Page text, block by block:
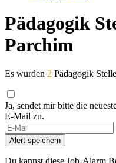
Pädagogik
Parchim
Es wurden 2 Pädagogik
Ja, sendet mir bitte die
E-Mail zu.
Alert speichern